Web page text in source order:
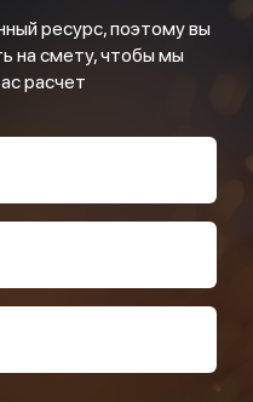
ресурс, поэтому вы
на смету, чтобы мы
расчет